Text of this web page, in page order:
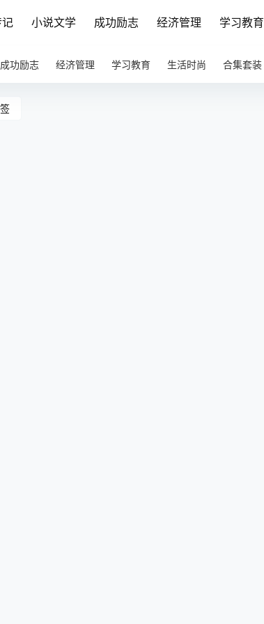
小说文学 成功励志 经济管理 学习教育
成功励志 经济管理 学习教育 生活时尚 合集套装